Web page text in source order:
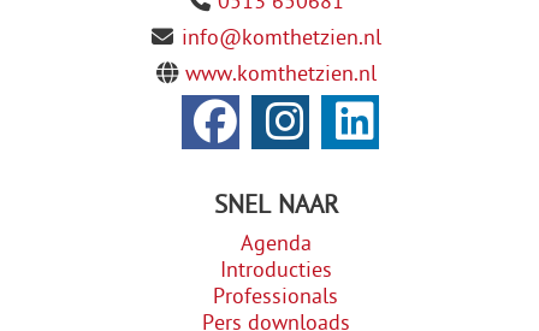
info@komthetzien.nl
www.komthetzien.nl
SNEL NAAR
Agenda
Introducties
Professionals
Pers downloads